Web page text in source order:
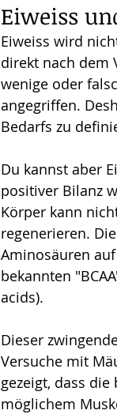
Eiweiss
Eiweiss wird
direkt nach dem
wenige oder
angegriffen.
Bedarfs zu
Du kannst aber
positiver Bilanz
Körper kann
regenerieren.
Aminosäuren
bekannten
acids).
Dieser
Versuche mit
gezeigt, dass
möglichem